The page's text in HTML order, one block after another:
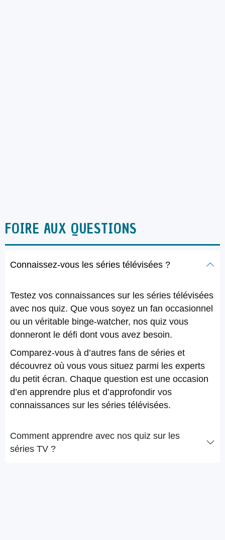
FOIRE AUX QUESTIONS
Connaissez-vous les séries télévisées ?
Testez vos connaissances sur les séries télévisées
avec nos quiz. Que vous soyez un fan occasionnel
ou un véritable binge-watcher, nos quiz vous
donneront le défi dont vous avez besoin.
Comparez-vous à d’autres fans de séries et
découvrez où vous vous situez parmi les experts
du petit écran. Chaque question est une occasion
d’en apprendre plus et d’approfondir vos
connaissances sur les séries télévisées.
Comment apprendre avec nos quiz sur les
séries TV ?